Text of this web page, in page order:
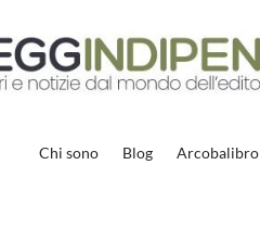
Chi sono Blog Arcobalibro